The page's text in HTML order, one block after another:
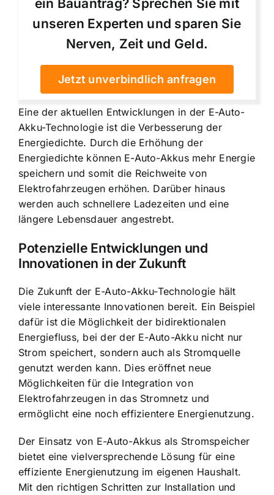
ein Bauantrag? Sprechen Sie mit
unseren Experten und sparen Sie
Nerven, Zeit und Geld.
Jetzt unverbindlich anfragen
Eine der aktuellen Entwicklungen in der E-Auto-
Akku-Technologie ist die Verbesserung der
Energiedichte. Durch die Erhöhung der
Energiedichte können E-Auto-Akkus mehr Energie
speichern und somit die Reichweite von
Elektrofahrzeugen erhöhen. Darüber hinaus
werden auch schnellere Ladezeiten und eine
längere Lebensdauer angestrebt.
Potenzielle Entwicklungen und
Innovationen in der Zukunft
Die Zukunft der E-Auto-Akku-Technologie hält
viele interessante Innovationen bereit. Ein Beispiel
dafür ist die Möglichkeit der bidirektionalen
Energiefluss, bei der der E-Auto-Akku nicht nur
Strom speichert, sondern auch als Stromquelle
genutzt werden kann. Dies eröffnet neue
Möglichkeiten für die Integration von
Elektrofahrzeugen in das Stromnetz und
ermöglicht eine noch effizientere Energienutzung.
Der Einsatz von E-Auto-Akkus als Stromspeicher
bietet eine vielversprechende Lösung für eine
effiziente Energienutzung im eigenen Haushalt.
Mit den richtigen Schritten zur Installation und